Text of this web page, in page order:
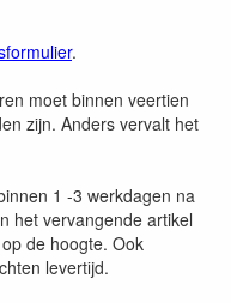
.
moet binnen veertien
zijn. Anders vervalt het
1 -3 werkdagen na
het vervangende artikel
de hoogte. Ook
levertijd.